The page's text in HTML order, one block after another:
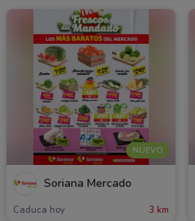
NUEVO
Soriana Mercado
Caduca hoy 3 km